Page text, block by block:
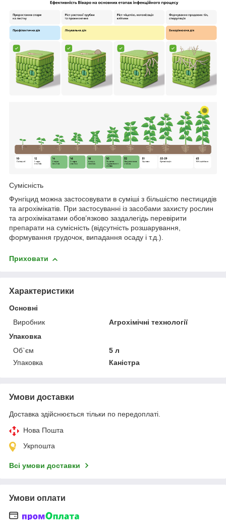
Сумісність
Фунгіцид можна застосовувати в суміші з більшістю пестицидів
та агрохімікатів. При застосуванні із засобами захисту рослин
та агрохімікатами обов’язково заздалегідь перевірити
препарати на сумісність (відсутність розшарування,
формування грудочок, випадання осаду і т.д.).
Приховати
Характеристики
Основні
Виробник
Агрохімічні технології
Упаковка
Об`єм
5 л
Упаковка
Каністра
Умови доставки
Доставка здійснюється тільки по передоплаті.
Нова Пошта
Укрпошта
Всі умови доставки
Умови оплати